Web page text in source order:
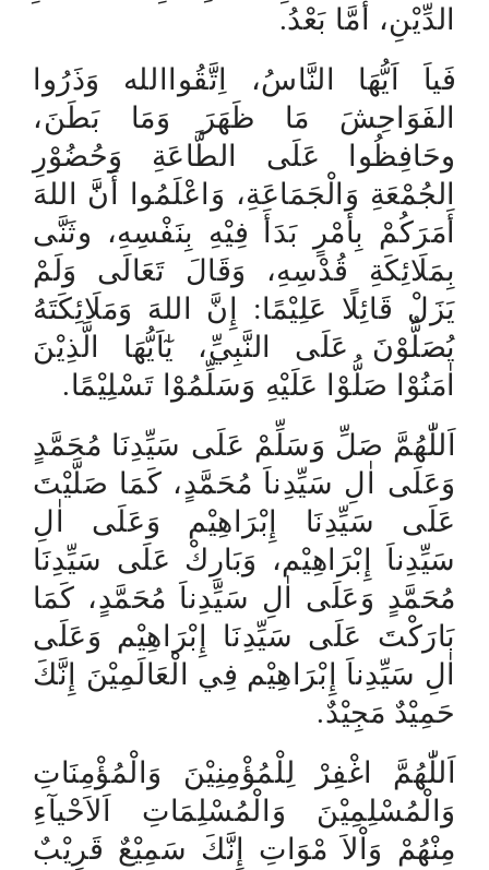
الدِّيْنِ، أَمَّا بَعْدُ.
فَياَ اَيُّهَا النَّاسُ، اِتَّقُواالله وَذَرُوا
الفَوَاحِشَ مَا ظَهَرَ وَمَا بَطَنَ،
وحَافِظُوا عَلَى الطَّاعَةِ وَحُضُوْرِ
الجُمْعَةِ وَالْجَمَاعَةِ، وَاعْلَمُوا أَنََّ اللهَ
أَمَرَكُمْ بِأَمْرٍ بَدَأَ فِيْهِ بِنَفْسِهِ، وثَنَّى
بِمَلَائِكَةِ قُدْسِهِ، وَقَالَ تَعَالَى وَلَمْ
يَزَلْ قَائِلًا عَلِيْمًا: إِنَّ اللهَ وَمَلَائِكَتَهُ
يُصَلُّوْنَ عَلَى النَّبِيِّ، يٰٓاَيُّهَا الَّذِيْنَ
اٰمَنُوْا صَلُّوْا عَلَيْهِ وَسَلِّمُوْا تَسْلِيْمًا.
اَللّٰهُمَّ صَلِّ وَسَلِّمْ عَلَى سَيِّدِنَا مُحَمَّدٍ
وَعَلَى اٰلِ سَيِّدِناَ مُحَمَّدٍ، كَمَا صَلَّيْتَ
عَلَى سَيِّدِنَا إِبْرَاهِيْم وَعَلَى اٰلِ
سَيِّدِناَ إِبْرَاهِيْم، وَبَارِكْ عَلَى سَيِّدِنَا
مُحَمَّدٍ وَعَلَى اٰلِ سَيِّدِناَ مُحَمَّدٍ، كَمَا
بَارَكْتَ عَلَى سَيِّدِنَا إِبْرَاهِيْم وَعَلَى
اٰلِ سَيِّدِناَ إِبْرَاهِيْم فِي الْعَالَمِيْنَ إِنَّكَ
حَمِيْدٌ مَجِيْدٌ.
اَللّٰهُمَّ اغْفِرْ لِلْمُؤْمِنِيْنَ وَالْمُؤْمِنَاتِ
وَالْمُسْلِمِيْنَ وَالْمُسْلِمَاتِ اَلاَحْيآءِ
مِنْهُمْ وَاْلاَ مْوَاتِ إِنَّكَ سَمِيْعٌ قَرِيْبٌ